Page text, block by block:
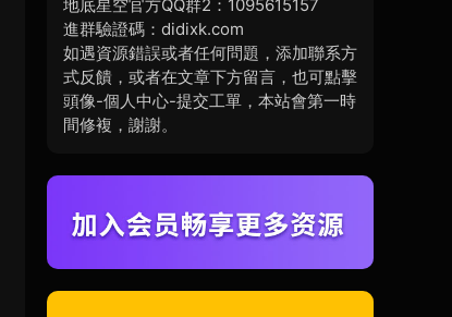
地底星空官方QQ群2：1095615157
進群驗證碼：didixk.com
如遇資源錯誤或者任何問題，添加聯系方
式反饋，或者在文章下方留言，也可點擊
頭像-個人中心-提交工單，本站會第一時
間修複，謝謝。